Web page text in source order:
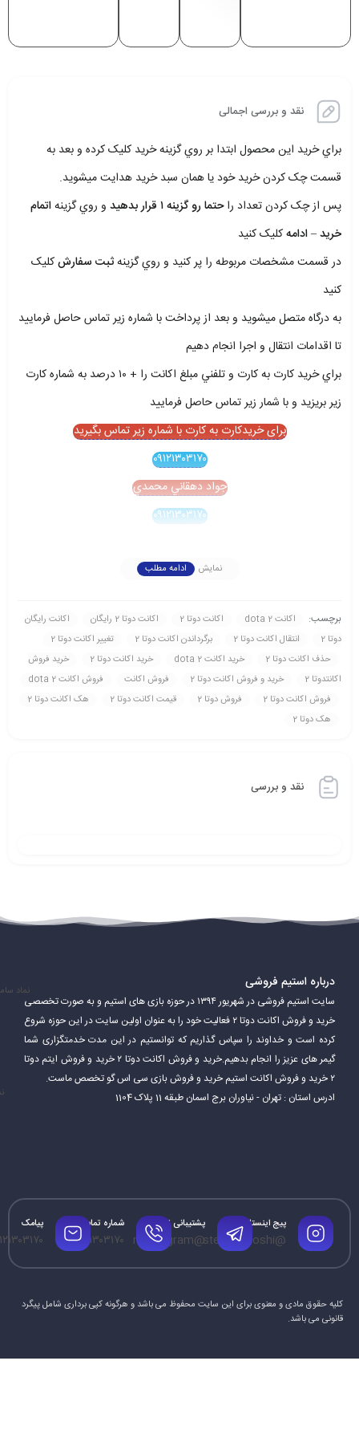
نقد و بررسی اجمالی
براي خريد اين محصول ابتدا بر روي گزينه خريد کليک کرده و بعد به
قسمت چک کردن خريد خود يا همان سبد خريد هدايت ميشويد.
پس از چک کردن تعداد راحتما رو گزينه ۱ قرار بدهيد و روي گزينهاتمام
خريد – ادامهکليک کنيد
در قسمت مشخصات مربوطه را پر کنيد و روي گزينهثبت سفارشکليک
کنيد
به درگاه متصل ميشويد و بعد از پرداخت با شماره زير تماس حاصل فرماييد
تا اقدامات انتقال و اجرا انجام دهيم
براي خريد کارت به کارت و تلفني مبلغ اکانت را + ۱۰ درصد به شماره کارت
زير بريزيد و با شمار زير تماس حاصل فرماييد
برای خریدکارت به کارت با شماره زیر تماس بگیرید
۰۹۱۲۱۳۰۳۱۷۰
جواد دهقاني محمدي
۰۹۱۲۱۳۰۳۱۷۰
نمایش ادامه مطلب
برچسب: اکانت dota 2 اکانت دوتا 2 اکانت دوتا 2 رايگان
اکانت رايگان
دوتا 2
انتقال اکانت دوتا 2 برگرداندن اکانت دوتا 2
تغيير اکانت دوتا 2
حذف اکانت دوتا 2
خريد اکانت dota 2 خريد اکانت دوتا 2
خريد فروش
اکانتدوتا 2
خريد و فروش اکانت دوتا 2 فروش اکانت
فروش اکانت dota 2
فروش اکانت دوتا 2
فروش دوتا 2 قيمت اکانت دوتا 2
هک اکانت دوتا 2
هک دوتا 2
نقد و بررسی
درباره استیم فروشی
سایت استیم فروشی در شهریور ۱۳۹۴ در حوزه بازی های استیم و به صورت تخصصی
خرید و فروش اکانت دوتا ۲ فعالیت خود را به عنوان اولین سایت در این حوزه شروع
کرده است و خداوند را سپاس گذاریم که توانستیم در این مدت خدمتگزاری شما
گیمر های عزیز را انجام بدهیم.خرید و فروش اکانت دوتا ۲ خرید و فروش ایتم دوتا
۲ خرید و فروش اکانت استیم خرید و فروش بازی سی اس گو تخصص ماست.
ادرس استان : تهران - نیاوران برج اسمان طبقه 11 پلاک 1104
نماد
پیج اینستاگرام
@steamforoshi
پشتیبانی تلگرام
@mrtelegram
شماره تماس
۰۹۱۲۱۳۰۳۱۷۰
پیامک
کلیه حقوق مادی و معنوی برای این سایت محفوظ می باشد و هرگونه کپی برداری شامل پیگرد
قانونی می باشد.